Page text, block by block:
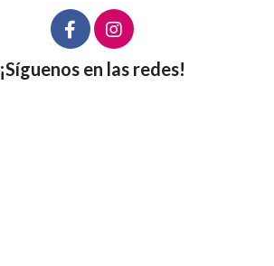
¡Síguenos en las redes!